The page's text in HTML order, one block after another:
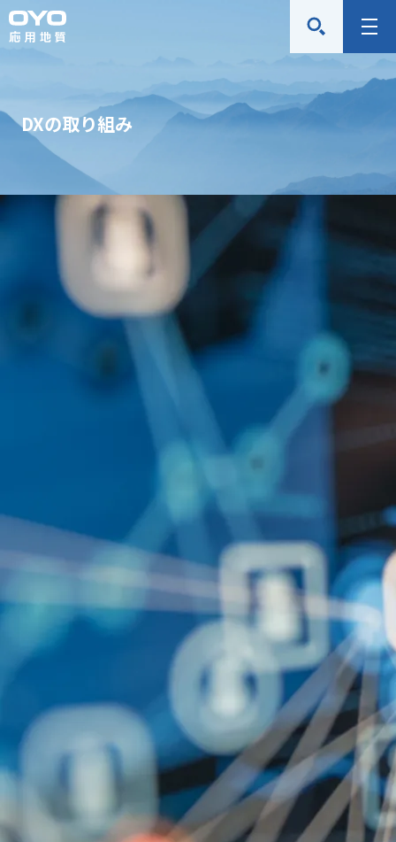
応
用
株
社
メ
ュ
DXの取り組み